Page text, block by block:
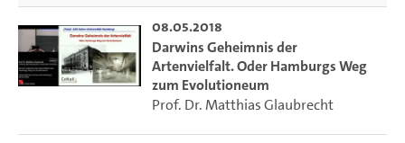
08.05.2018
Darwins Geheimnis der
Artenvielfalt. Oder Hamburgs Weg
zum Evolutioneum
Prof. Dr. Matthias Glaubrecht